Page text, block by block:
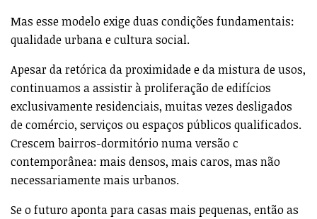
Mas esse modelo exige duas condições fundamentais:
qualidade urbana e cultura social.
Apesar da retórica da proximidade e da mistura de usos,
continuamos a assistir à proliferação de edifícios
exclusivamente residenciais, muitas vezes desligados
de comércio, serviços ou espaços públicos qualificados.
Crescem bairros-dormitório numa versão c
contemporânea: mais densos, mais caros, mas não
necessariamente mais urbanos.
Se o futuro aponta para casas mais pequenas, então as